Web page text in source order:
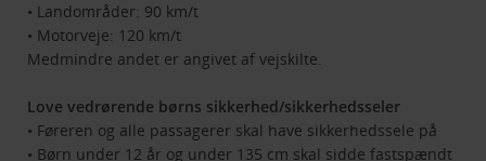
• Landområder: 90 km/t
• Motorveje: 120 km/t
Medmindre andet er angivet af vejskilte.
Love vedrørende børns sikkerhed/sikkerhedsseler
• Føreren og alle passagerer skal have sikkerhedssele på
• Børn under 12 år og under 135 cm skal sidde fastspændt